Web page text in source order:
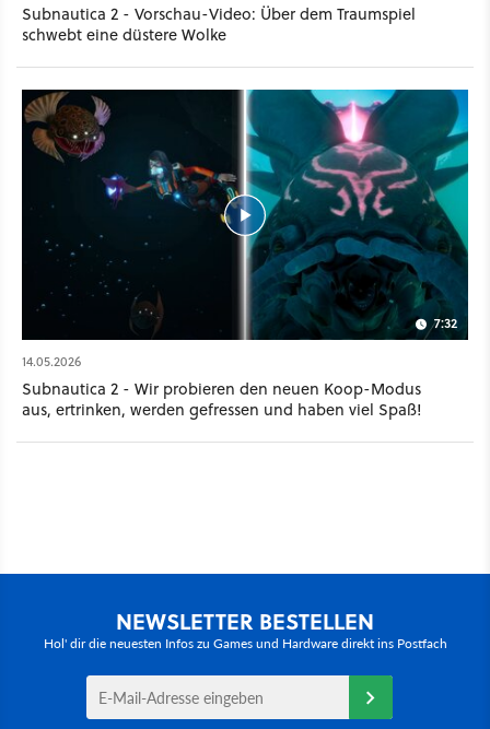
Subnautica 2 - Vorschau-Video: Über dem Traumspiel
schwebt eine düstere Wolke
7:32
14.05.2026
Subnautica 2 - Wir probieren den neuen Koop-Modus
aus, ertrinken, werden gefressen und haben viel Spaß!
NEWSLETTER BESTELLEN
Hol' dir die neuesten Infos zu Games und Hardware direkt ins Postfach